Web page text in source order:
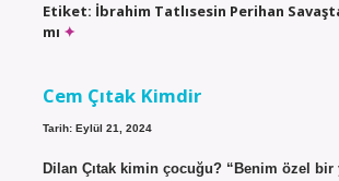
Etiket: İbrahim Tatlısesin Perihan
mı
Cem Çıtak Kimdir
Tarih: Eylül 21, 2024
Dilan Çıtak kimin çocuğu? “Benim özel bir